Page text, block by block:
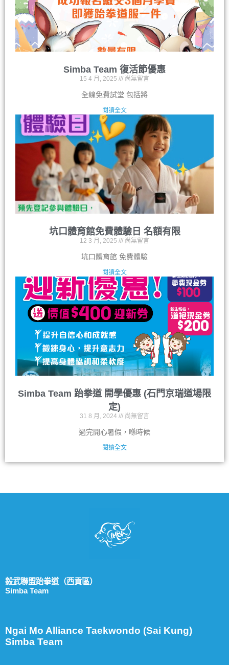
Simba Team 復活節優惠
15 4 月, 2025 尚無留言
全線免費試堂 包括將
閱讀全文
坑口體育館免費體驗日 名額有限
12 3 月, 2025 尚無留言
坑口體育館 免費體驗
閱讀全文
Simba Team 跆拳道 開學優惠 (石門京瑞道場限
定)
31 8 月, 2024 尚無留言
過完開心暑假，喺時候
閱讀全文
毅武聯盟跆拳道（西貢區）
Simba Team
Ngai Mo Alliance Taekwondo (Sai Kung)
Simba Team